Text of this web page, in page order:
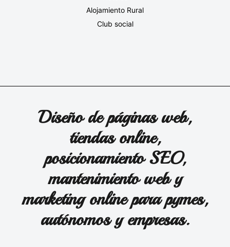
Alojamiento Rural
Club social
Diseño de páginas web,
tiendas online,
posicionamiento SEO,
mantenimiento web y
marketing online para pymes,
autónomos y empresas.